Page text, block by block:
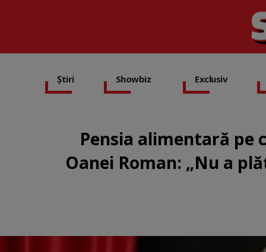
Știri Showbiz Exclusiv
Pensia alimentară pe
Oanei Roman: „Nu a